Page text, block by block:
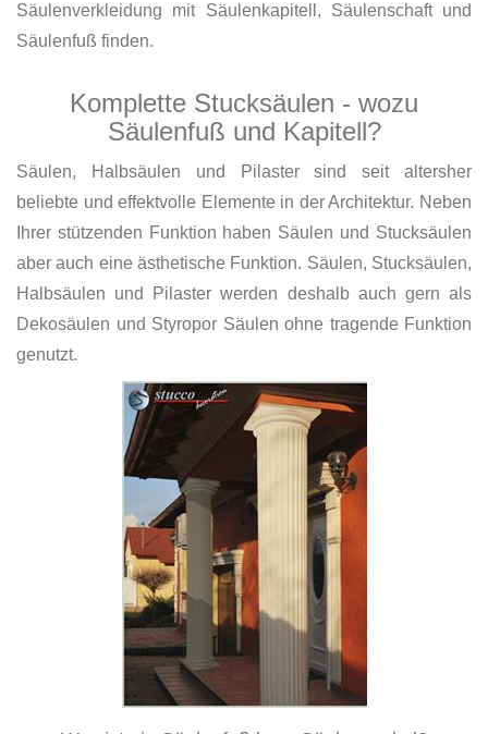
Säulenverkleidung mit Säulenkapitell, Säulenschaft und
Säulenfuß finden.
Komplette Stucksäulen - wozu
Säulenfuß und Kapitell?
Säulen, Halbsäulen und Pilaster sind seit altersher
beliebte und effektvolle Elemente in der Architektur. Neben
Ihrer stützenden Funktion haben Säulen und Stucksäulen
aber auch eine ästhetische Funktion. Säulen, Stucksäulen,
Halbsäulen und Pilaster werden deshalb auch gern als
Dekosäulen und Styropor Säulen ohne tragende Funktion
genutzt.